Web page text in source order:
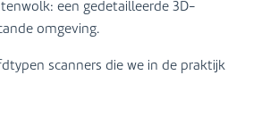
een gedetailleerde 3D-
omgeving.
scanners die we in de praktijk